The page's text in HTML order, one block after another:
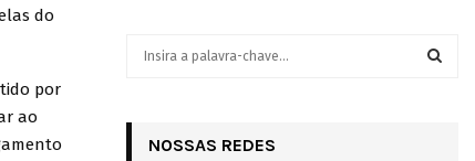
do
por
ao
NOSSAS REDES